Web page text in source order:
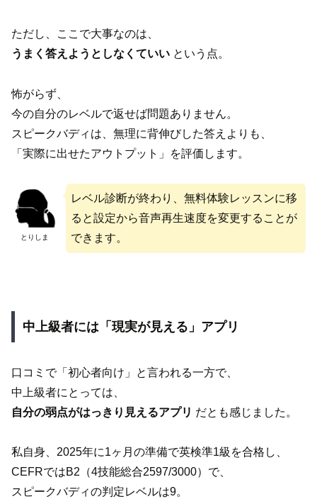
ただし、ここで大事なのは、
うまく答えようとしなくていい という点。
怖がらず、
今の自分のレベルで返せば問題ありません。
スピークバディは、無理に背伸びした答えよりも、
「実際に出せたアウトプット」を評価します。
とりしま
レベル診断が終わり、無料体験レッスンに移
ると設定から音声再生速度を変更することが
できます。
中上級者には「現実が見える」アプリ
口コミで「初心者向け」と言われる一方で、
中上級者にとっては、
自分の弱点がはっきり見えるアプリ だとも感じました。
私自身、2025年に1ヶ月の準備で英検準1級を合格し、
CEFRではB2（4技能総合2597/3000）で、
スピークバディの判定レベルは9。